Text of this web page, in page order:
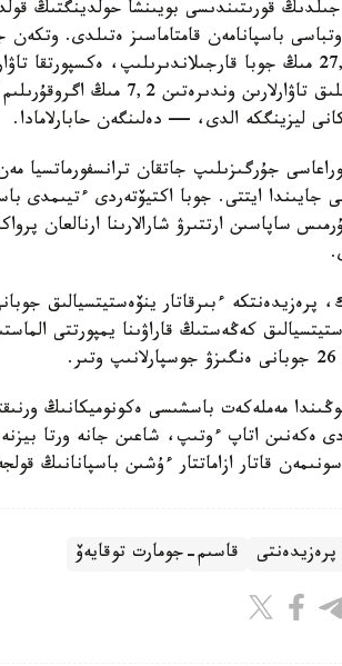
ليزينگكە الدى، — دەلىنگەن حابارلامادا.
جۇرگىزىلىپ جاتقان ترانسفورماتسيا
جايىندا ايتتى. جوبا اكتيۆتەردى ءتيىمدى
ساپاسىن ارتتىرۋ شارالارىنا ارنالعان
پرەزيدەنتكە ءبىرقاتار ينۆەستيتسيالىق
كەڭەستىڭ قاراۋىنا يمپورتتى
مەملەكەت باسشىسى ەكونوميكانىڭ
ەكەنىن اتاپ ءوتىپ، شاعىن جانە ورتا
قاتار ازاماتتار ءۇشىن باسپانانىڭ
پرەزيدەنتى قاسىم-جومارت توقايەۆ